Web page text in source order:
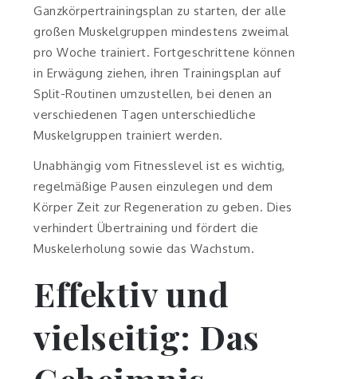
Ganzkörpertrainingsplan zu starten, der alle
großen Muskelgruppen mindestens zweimal
pro Woche trainiert. Fortgeschrittene können
in Erwägung ziehen, ihren Trainingsplan auf
Split-Routinen umzustellen, bei denen an
verschiedenen Tagen unterschiedliche
Muskelgruppen trainiert werden.
Unabhängig vom Fitnesslevel ist es wichtig,
regelmäßige Pausen einzulegen und dem
Körper Zeit zur Regeneration zu geben. Dies
verhindert Übertraining und fördert die
Muskelerholung sowie das Wachstum.
Effektiv und
vielseitig: Das